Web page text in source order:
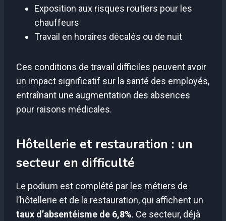
Exposition aux risques routiers pour les
chauffeurs
Travail en horaires décalés ou de nuit
Ces conditions de travail difficiles peuvent avoir
un impact significatif sur la santé des employés,
entraînant une augmentation des absences
pour raisons médicales.
Hôtellerie et restauration : un
secteur en difficulté
Le podium est complété par les métiers de
l’hôtellerie et de la restauration, qui affichent un
taux d’absentéisme de 6,8%. Ce secteur, déjà